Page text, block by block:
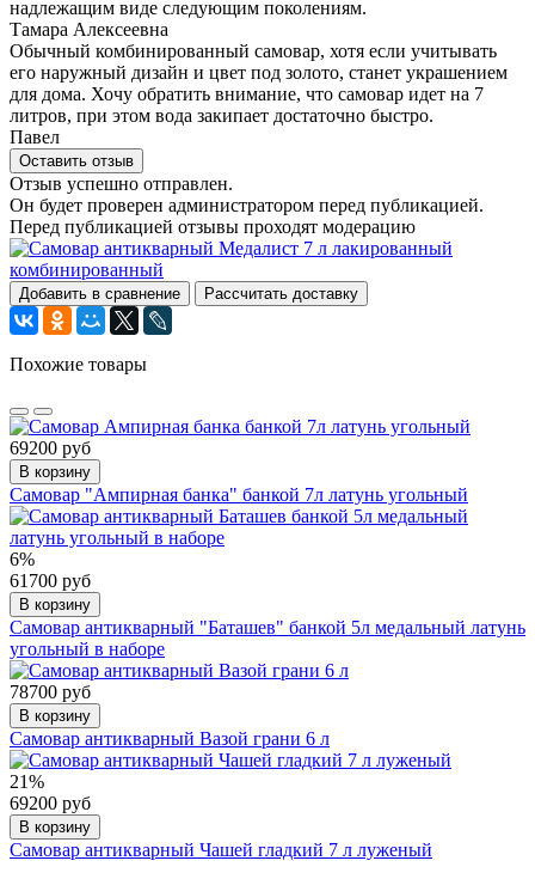
надлежащим виде следующим поколениям.
Тамара Алексеевна
Обычный комбинированный самовар, хотя если учитывать
его наружный дизайн и цвет под золото, станет украшением
для дома. Хочу обратить внимание, что самовар идет на 7
литров, при этом вода закипает достаточно быстро.
Павел
Оставить отзыв
Отзыв успешно отправлен.
Он будет проверен администратором перед публикацией.
Перед публикацией отзывы проходят модерацию
Добавить в сравнение Рассчитать доставку
Похожие товары
69200 руб
В корзину
Самовар "Ампирная банка" банкой 7л латунь угольный
6%
61700 руб
В корзину
Самовар антикварный "Баташев" банкой 5л медальный латунь
угольный в наборе
78700 руб
В корзину
Самовар антикварный Вазой грани 6 л
21%
69200 руб
В корзину
Самовар антикварный Чашей гладкий 7 л луженый